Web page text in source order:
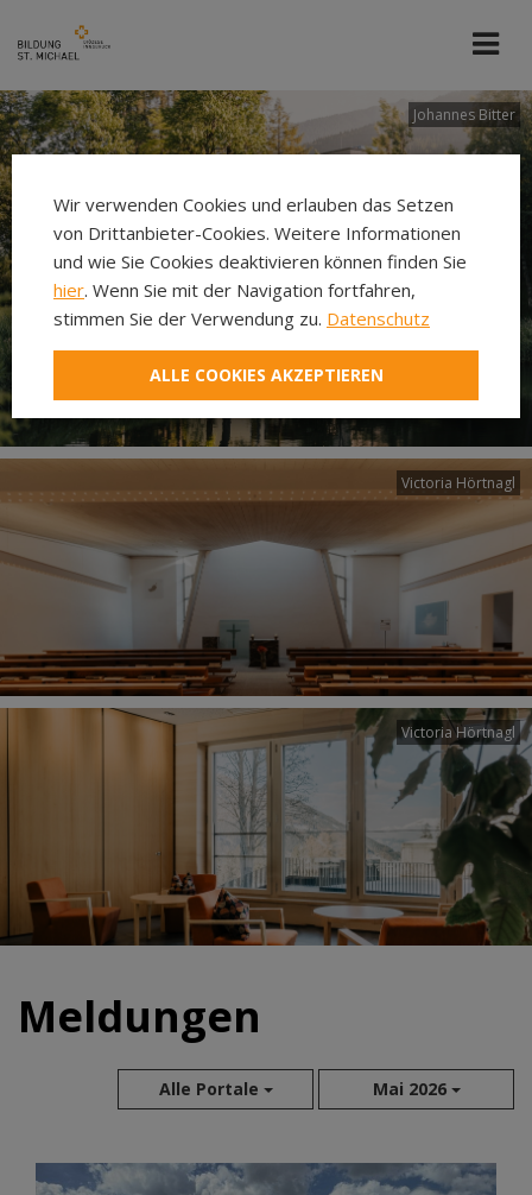
Johannes Bitter
Victoria Hörtnagl
Victoria Hörtnagl
Meldungen
Alle Portale Mai 2026
Aug 2026
Wir verwenden Cookies und erlauben das Setzen
von Drittanbieter-Cookies. Weitere Informationen
und wie Sie Cookies deaktivieren können finden Sie
hier. Wenn Sie mit der Navigation fortfahren,
stimmen Sie der Verwendung zu. Datenschutz
ALLE COOKIES AKZEPTIEREN